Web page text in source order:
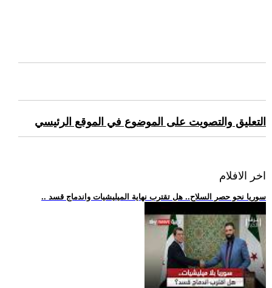
التعليق والتصويت على الموضوع في الموقع الرئيسي
اخر الافلام
.. سوريا نحو حصر السلاح.. هل تقترب نهاية الميليشيات واندماج قسد